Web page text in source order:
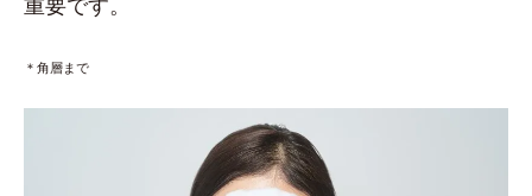
＊角層まで